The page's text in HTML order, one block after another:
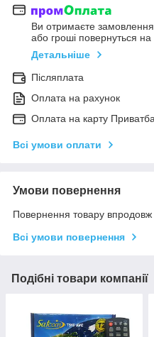
Ви отримаєте замовлення
або гроші повернуться на
Детальніше
Післяплата
Оплата на рахунок
Оплата на карту
Всі умови оплати
Умови повернення
Повернення товару впродовж
Всі умови повернення
Подібні товари компанії